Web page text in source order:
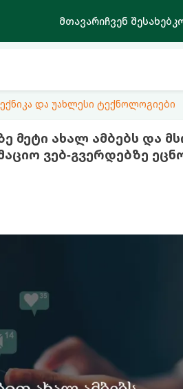
მთავარიჩვენ შესახებ
და უახლესი ტექნოლოგიები
მეტი ახალ ამბებს და
ვებ-გვერდებზე